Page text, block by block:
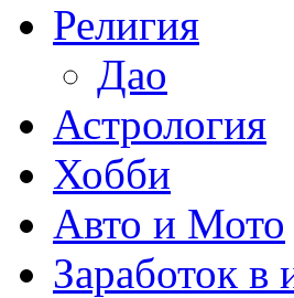
Религия
Дао
Астрология
Хобби
Авто и Мото
Заработок в